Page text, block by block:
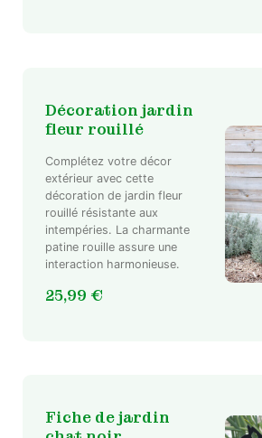
Décoration jardin
fleur rouillé
Complétez votre décor
extérieur avec cette
décoration de jardin fleur
rouillé résistante aux
intempéries. La charmante
patine rouille assure une
interaction harmonieuse.
25,99 €
Fiche de jardin